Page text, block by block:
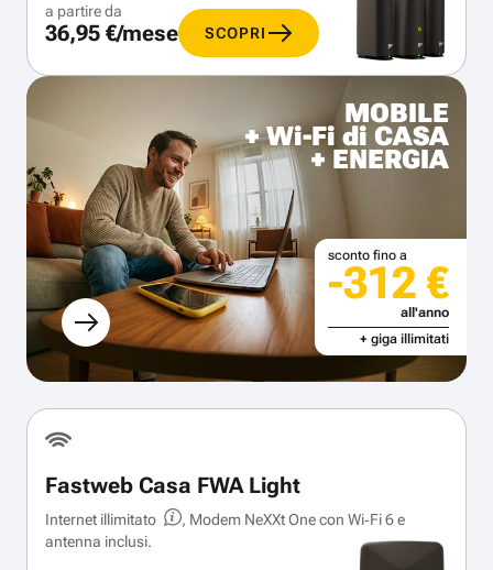
a partire da
36,95 €/mese SCOPRI
MOBILE
+ Wi-Fi di CASA
+ ENERGIA
sconto fino a
-312 €
all'anno
+ giga illimitati
Fastweb Casa FWA Light
Internet illimitato
, Modem NeXXt One con Wi‑Fi 6 e
antenna inclusi.